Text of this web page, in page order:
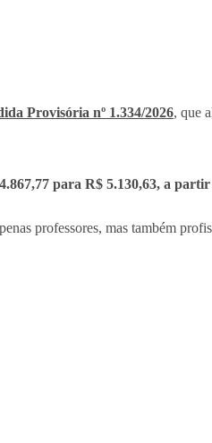
Provisória nº 1.334/2026, que
para R$ 5.130,63, a
professores, mas também